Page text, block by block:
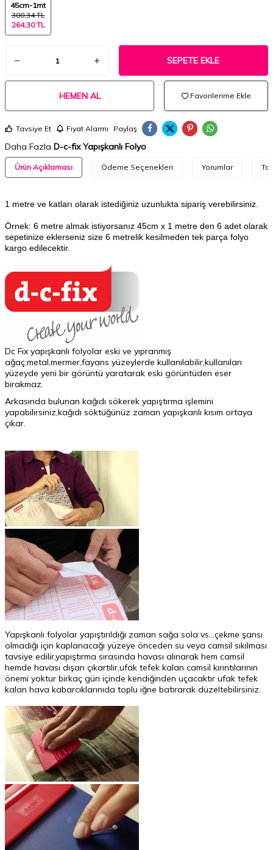
45cm-1mt
300,34 TL
264,30 TL
SEPETE EKLE
HEMEN AL Favorilerime Ekle
Tavsiye Et Fiyat Alarmı Paylaş
Daha Fazla D-c-fix Yapışkanlı Folyo
Ürün Açıklaması Ödeme Seçenekleri Yorumlar
1 metre ve katları olarak istediğiniz uzunlukta sipariş verebilirsiniz.
Örnek: 6 metre almak istiyorsanız 45cm x 1 metre den 6 adet olarak
sepetinize eklerseniz size 6 metrelik kesilmeden tek parça folyo
kargo edilecektir.
Dc Fix yapışkanlı folyolar eski ve yıpranmış
ağaç,metal,mermer,fayans yüzeylerde kullanılabilir,kullanılan
yüzeyde yeni bir görüntü yaratarak eski görüntüden eser
bırakmaz.
Arkasında bulunan kağıdı sökerek yapıştırma işlemini
yapabilirsiniz,kağıdı söktüğünüz zaman yapışkanlı kısım ortaya
çıkar.
Yapışkanlı folyolar yapıştırıldığı zaman sağa sola vs...çekme şansı
olmadığı için kaplanacağı yüzeye önceden su veya camsil sıkılması
tavsiye edilir,yapıştırma sırasında havası alınarak hem camsil
hemde havası dışarı çıkartılır,ufak tefek kalan camsil kırıntılarının
önemi yoktur birkaç gün içinde kendiğinden uçacaktır ufak tefek
kalan hava kabarcıklarınıda toplu iğne batırarak düzeltebilirsiniz.